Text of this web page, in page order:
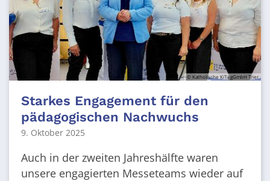
© Katholische KiTa gGmbH Trier
Starkes Engagement für den
pädagogischen Nachwuchs
9. Oktober 2025
Auch in der zweiten Jahreshälfte waren
unsere engagierten Messeteams wieder auf